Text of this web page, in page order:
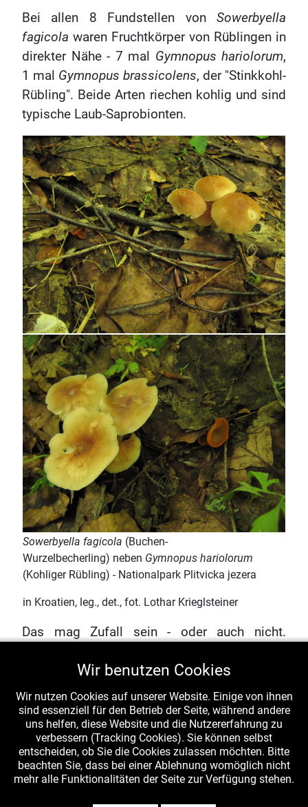
Bei allen 8 Fundstellen von Sowerbyella
fagicola waren Fruchtkörper von Rüblingen in
direkter Nähe - 7 mal Gymnopus hariolorum,
1 mal Gymnopus brassicolens, der "Stinkkohl-
Rübling". Beide Arten riechen kohlig und sind
typische Laub-Saprobionten.
Sowerbyella fagicola (Buchen-
Wurzelbecherling) neben Gymnopus hariolorum
(Kohliger Rübling) - Nationalpark Plitvicka jezera
in Kroatien, leg., det., fot. Lothar Krieglsteiner
Das mag Zufall sein - oder auch nicht.
Wochen Ende Mai/Anfang Juni vielleicht an
100 Stellen angetroffen, und längst nicht
überall gab es auch Becherlinge. Es sollte
aber auf jeden Fall verfolgt werden, ob auch
weitere Funde vonSowerbyella fagicola in
direkter Nachbarschaft zu Rüblingen
erfolgen.
Wir benutzen Cookies
Wir nutzen Cookies auf unserer Website. Einige von ihnen
sind essenziell für den Betrieb der Seite, während andere
uns helfen, diese Website und die Nutzererfahrung zu
verbessern (Tracking Cookies). Sie können selbst
entscheiden, ob Sie die Cookies zulassen möchten. Bitte
beachten Sie, dass bei einer Ablehnung womöglich nicht
mehr alle Funktionalitäten der Seite zur Verfügung stehen.